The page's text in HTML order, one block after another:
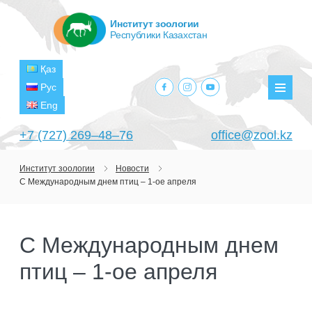
+7 (727) 269‒48‒76 office@zool.kz
Қаз
Рус
Eng
facebook.com
instagram.com
youtube.com
Институт зоологии
Республики Казахстан
ГЛАВНАЯ
ЦЕЛИ И ЗАДАЧИ
РУКОВОДСТВО
ПОДРАЗДЕЛЕНИЯ
ЛАБОРАТОРИИ
ПРОЕКТЫ
Институт зоологии
Новости
С Международным днем птиц – 1-ое апреля
С Международным днем
птиц – 1-ое апреля